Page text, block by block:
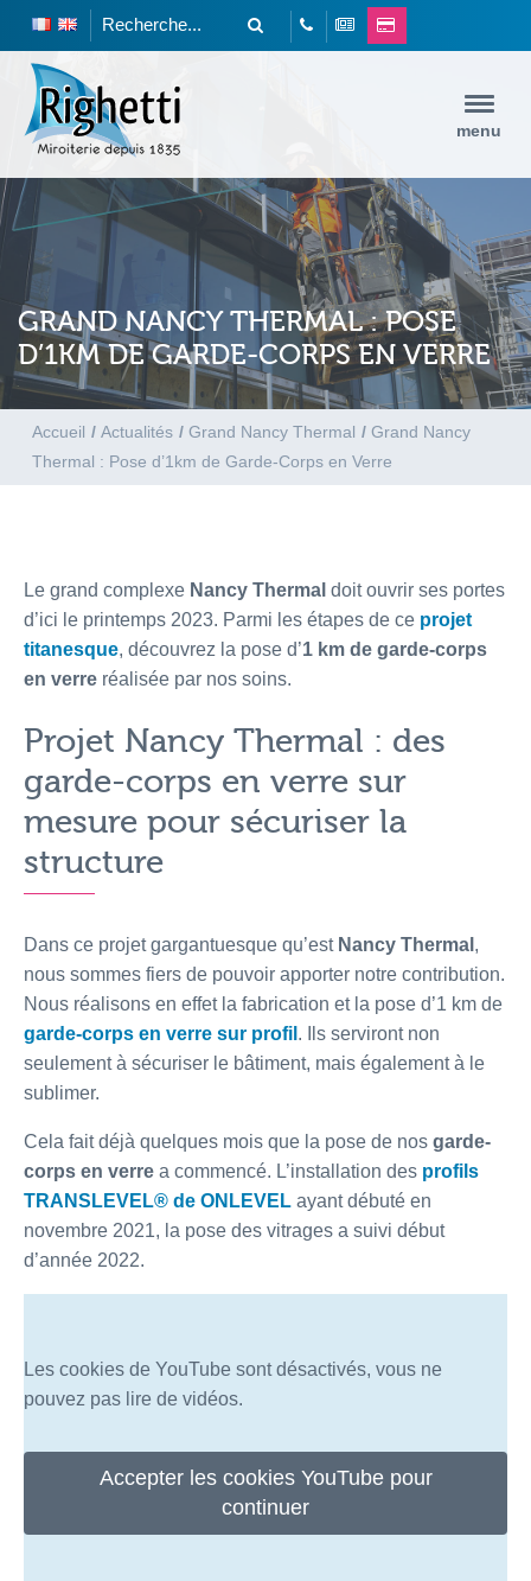
menu
GRAND NANCY THERMAL : POSE
D’1KM DE GARDE-CORPS EN VERRE
Accueil / Actualités / Grand Nancy Thermal / Grand Nancy
Thermal : Pose d’1km de Garde-Corps en Verre
Le grand complexe Nancy Thermal doit ouvrir ses portes
d’ici le printemps 2023. Parmi les étapes de ce projet
titanesque, découvrez la pose d’1 km de garde-corps
en verre réalisée par nos soins.
Projet Nancy Thermal : des
garde-corps en verre sur
mesure pour sécuriser la
structure
Dans ce projet gargantuesque qu’est Nancy Thermal ,
nous sommes fiers de pouvoir apporter notre contribution.
Nous réalisons en effet la fabrication et la pose d’1 km de
garde-corps en verre sur profil . Ils serviront non
seulement à sécuriser le bâtiment, mais également à le
sublimer.
Cela fait déjà quelques mois que la pose de nos garde-
corps en verre a commencé. L’installation des profils
TRANSLEVEL® de ONLEVEL ayant débuté en
novembre 2021, la pose des vitrages a suivi début
d’année 2022.
Les cookies de YouTube sont désactivés, vous ne
pouvez pas lire de vidéos.
Accepter les cookies YouTube pour
continuer